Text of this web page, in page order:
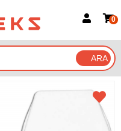
Google İle Bağlan
0